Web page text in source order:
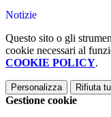
Notizie
Questo sito o gli
cookie necessari al
COOKIE POLICY.
Personalizza Rifiuta
Gestione cookie